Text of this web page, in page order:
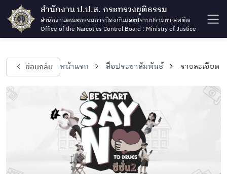
สำนักงาน ป.ป.ส. กระทรวงยุติธรรม
สำนักงานคณะกรรมการป้องกันและปราบปรามยาเสพติด
Office of the Narcotics Control Board : Ministry of Justice
ย้อนกลับ หน้าแรก สื่อประชาสัมพันธ์ รายละเอียด